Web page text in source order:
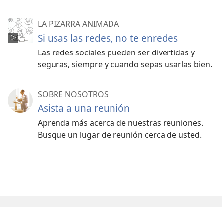
LA PIZARRA ANIMADA
Si usas las redes, no te enredes
Las redes sociales pueden ser divertidas y
seguras, siempre y cuando sepas usarlas bien.
SOBRE NOSOTROS
Asista a una reunión
Aprenda más acerca de nuestras reuniones.
Busque un lugar de reunión cerca de usted.